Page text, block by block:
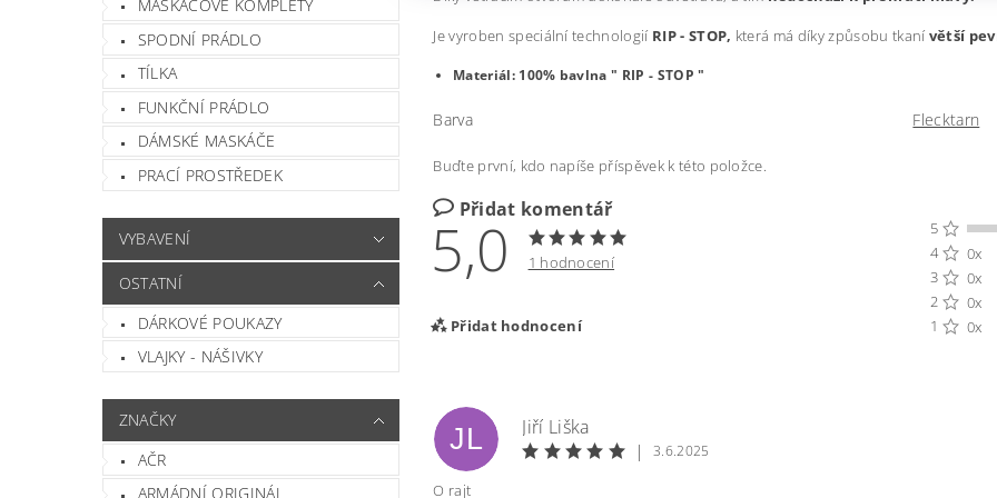
MASKÁČOVÉ KOMPLETY
SPODNÍ PRÁDLO
TÍLKA
FUNKČNÍ PRÁDLO
DÁMSKÉ MASKÁČE
PRACÍ PROSTŘEDEK
VYBAVENÍ
OSTATNÍ
DÁRKOVÉ POUKAZY
VLAJKY - NÁŠIVKY
ZNAČKY
AČR
ARMÁDNÍ ORIGINÁL
Je vyroben speciální technologií RIP - STOP, která má díky způsobu tkaní větší
Materiál: 100% bavlna " RIP - STOP "
Barva Flecktarn
Buďte první, kdo napíše příspěvek k této položce.
Přidat komentář
5,0 1 hodnocení
Přidat hodnocení
5
4
0x
3
0x
2
0x
1
0x
JL
Jiří Liška
|
3.6.2025
O rajt